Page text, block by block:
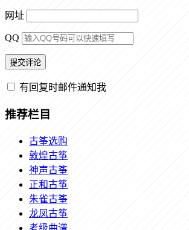
网址
QQ
有回复时邮件通知我
推荐栏目
古筝选购
敦煌古筝
神声古筝
正和古筝
朱雀古筝
龙凤古筝
考级曲谱